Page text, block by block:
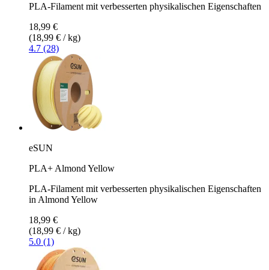
PLA-Filament mit verbesserten physikalischen Eigenschaften
18,99 €
(18,99 € / kg)
4.7 (28)
eSUN
PLA+ Almond Yellow
PLA-Filament mit verbesserten physikalischen Eigenschaften
in Almond Yellow
18,99 €
(18,99 € / kg)
5.0 (1)